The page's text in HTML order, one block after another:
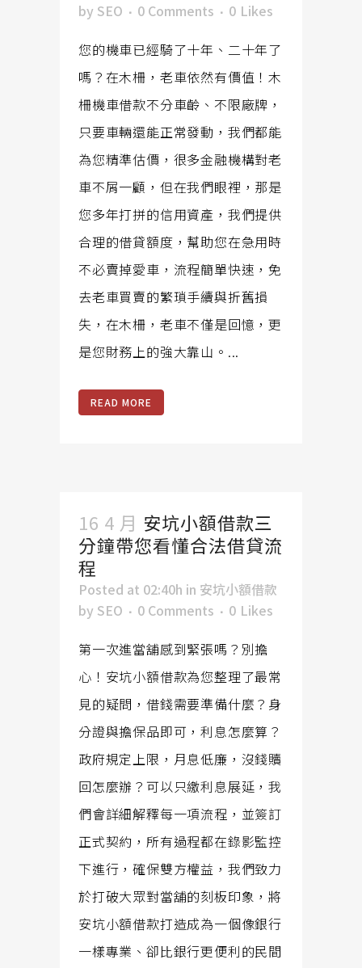
by SEO 0 Comments 0 Likes
您的機車已經騎了十年、二十年了
嗎？在木柵，老車依然有價值！木
柵機車借款不分車齡、不限廠牌，
只要車輛還能正常發動，我們都能
為您精準估價，很多金融機構對老
車不屑一顧，但在我們眼裡，那是
您多年打拼的信用資產，我們提供
合理的借貸額度，幫助您在急用時
不必賣掉愛車，流程簡單快速，免
去老車買賣的繁瑣手續與折舊損
失，在木柵，老車不僅是回憶，更
是您財務上的強大靠山。...
READ MORE
16 4 月 安坑小額借款三
分鐘帶您看懂合法借貸流
程
Posted at 02:40h in 安坑小額借款
by SEO 0 Comments 0 Likes
第一次進當舖感到緊張嗎？別擔
心！安坑小額借款為您整理了最常
見的疑問，借錢需要準備什麼？身
分證與擔保品即可，利息怎麼算？
政府規定上限，月息低廉，沒錢贖
回怎麼辦？可以只繳利息展延，我
們會詳細解釋每一項流程，並簽訂
正式契約，所有過程都在錄影監控
下進行，確保雙方權益，我們致力
於打破大眾對當舖的刻板印象，將
安坑小額借款打造成為一個像銀行
一樣專業、卻比銀行更便利的民間